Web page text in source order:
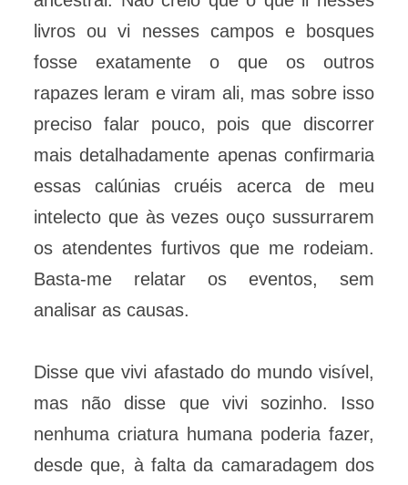
livros ou vi nesses campos e bosques
fosse exatamente o que os outros
rapazes leram e viram ali, mas sobre isso
preciso falar pouco, pois que discorrer
mais detalhadamente apenas confirmaria
essas calúnias cruéis acerca de meu
intelecto que às vezes ouço sussurrarem
os atendentes furtivos que me rodeiam.
Basta-me relatar os eventos, sem
analisar as causas.
Disse que vivi afastado do mundo visível,
mas não disse que vivi sozinho. Isso
nenhuma criatura humana poderia fazer,
desde que, à falta da camaradagem dos